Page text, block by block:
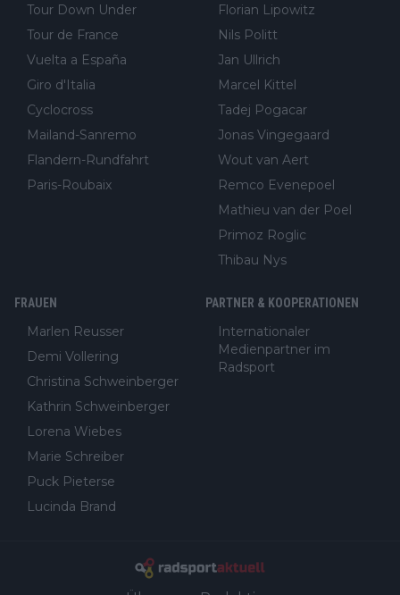
Tour Down Under
Tour de France
Vuelta a España
Giro d'Italia
Cyclocross
Mailand-Sanremo
Flandern-Rundfahrt
Paris-Roubaix
Florian Lipowitz
Nils Politt
Jan Ullrich
Marcel Kittel
Tadej Pogacar
Jonas Vingegaard
Wout van Aert
Remco Evenepoel
Mathieu van der Poel
Primoz Roglic
Thibau Nys
FRAUEN
Marlen Reusser
Demi Vollering
Christina Schweinberger
Kathrin Schweinberger
Lorena Wiebes
Marie Schreiber
Puck Pieterse
Lucinda Brand
PARTNER & KOOPERATIONEN
Internationaler
Medienpartner im
Radsport